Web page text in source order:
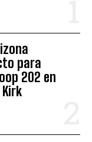
para
202 en